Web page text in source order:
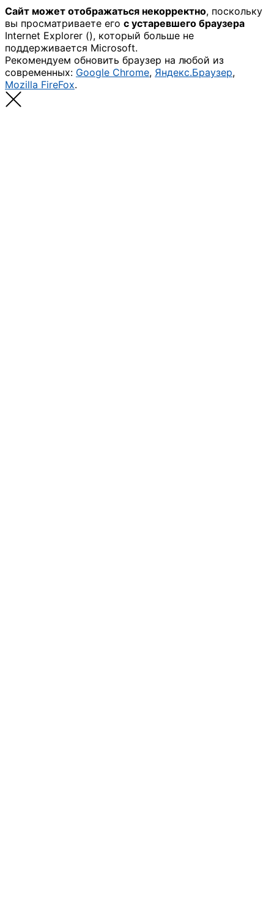
Сайт может отображаться некорректно, поскольку
вы просматриваете его с устаревшего браузера
Internet Explorer (), который больше не
поддерживается Microsoft.
Рекомендуем обновить браузер на любой из
современных: Google Chrome, Яндекс.Браузер,
Mozilla FireFox.